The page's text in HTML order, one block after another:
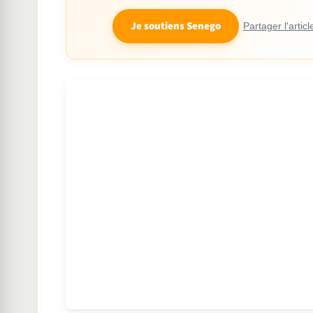
Je soutiens Senego Partager